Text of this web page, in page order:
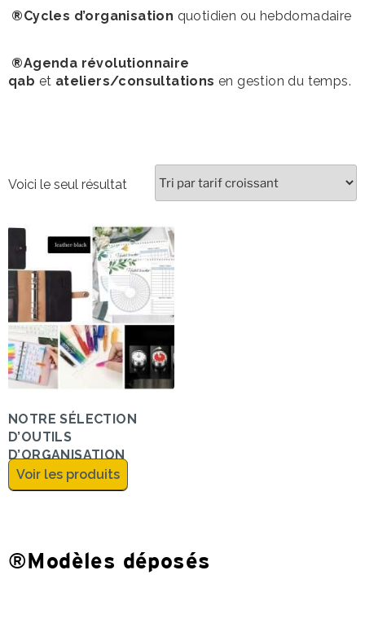
®Cycles d’organisation quotidien ou hebdomadaire
®Agenda révolutionnaire
qab et ateliers/consultations en gestion du temps.
Voici le seul résultat
NOTRE SÉLECTION
D’OUTILS
D’ORGANISATION
Voir les produits
®Modèles déposés